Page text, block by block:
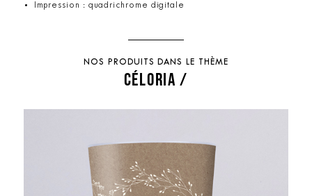
Impression : quadrichrome digitale
NOS PRODUITS DANS LE THÈME
CÉLORIA /